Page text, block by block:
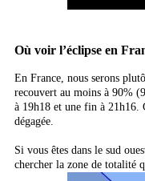
Où voir l’éclipse en
En France, nous serons
recouvert au moins à 90%
à 19h18 et une fin à 21h16.
dégagée.
Si vous êtes dans le sud
chercher la zone de totalité